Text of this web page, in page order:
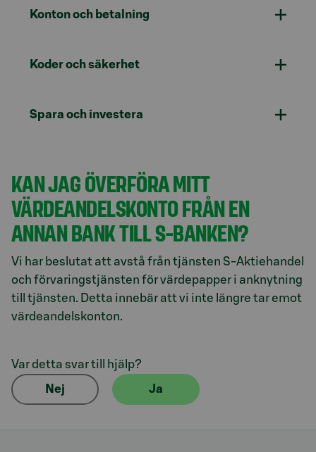
Konton och betalning
Koder och säkerhet
Spara och investera
KAN JAG ÖVERFÖRA MITT
VÄRDEANDELSKONTO FRÅN EN
ANNAN BANK TILL S-BANKEN?
Vi har beslutat att avstå från tjänsten S-Aktiehandel
och förvaringstjänsten för värdepapper i anknytning
till tjänsten. Detta innebär att vi inte längre tar emot
värdeandelskonton.
Var detta svar till hjälp?
Nej Ja